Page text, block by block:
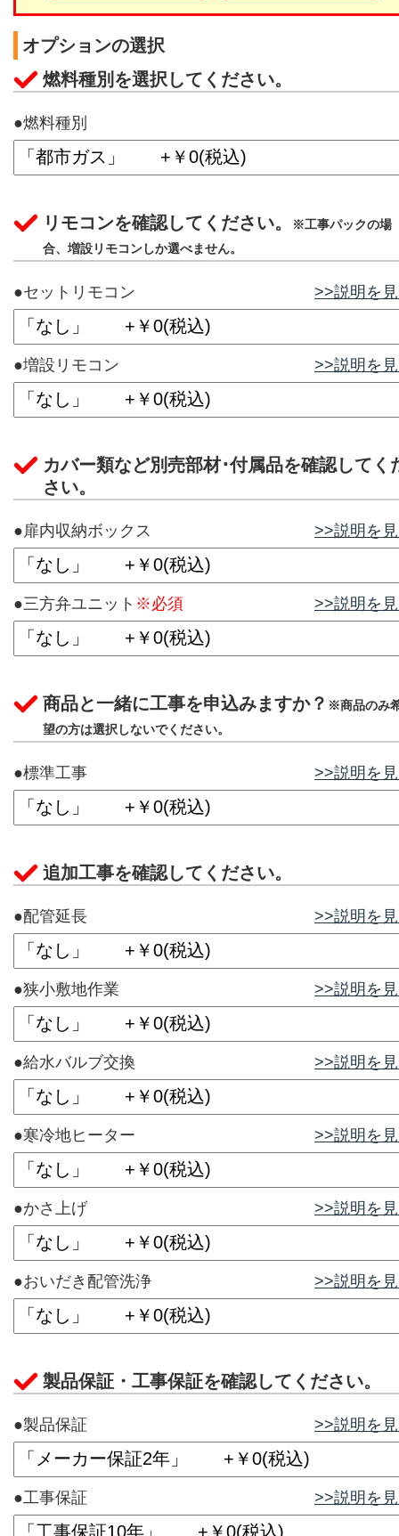
オプションの選択
燃料種別を選択してください。
●燃料種別
リモコンを確認してください。
※工事パックの場
合、増設リモコンしか選べません。
●セットリモコン >>説明を
●増設リモコン >>説明を
カバー類など別売部材･付属品を確認してく
さい。
●扉内収納ボックス >>説明を
●三方弁ユニット ※必須 >>説明を
商品と一緒に工事を申込みますか？ ※商品のみ
望の方は選択しないでください。
●標準工事 >>説明を
追加工事を確認してください。
●配管延長 >>説明を
●狭小敷地作業 >>説明を
●給水バルブ交換 >>説明を
●寒冷地ヒーター >>説明を
●かさ上げ >>説明を
●おいだき配管洗浄 >>説明を
製品保証・工事保証を確認してください。
●製品保証 >>説明を
●工事保証 >>説明を